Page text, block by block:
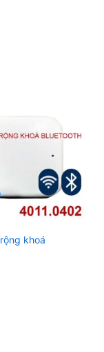
khoá